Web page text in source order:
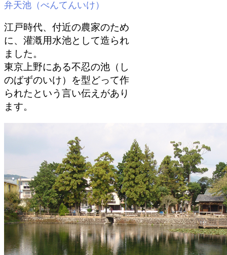
弁天池（べんてんいけ）
江戸時代、付近の農家のため
に、灌漑用水池として造られ
ました。
東京上野にある不忍の池（し
のばずのいけ）を型どって作
られたという言い伝えがあり
ます。